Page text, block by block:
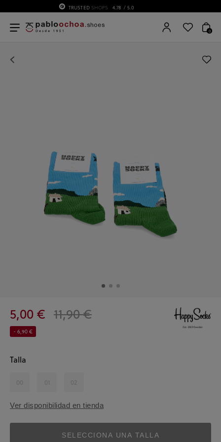
75 ANIVERSARIO | Desde 1951
0
5,00 € 11,90 €
- 6,90 €
Talla
00 01 02
Ver disponibilidad en tienda
SELECCIONA UNA TALLA